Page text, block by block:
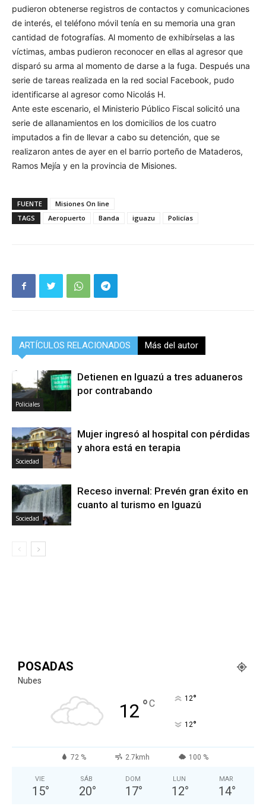
pudieron obtenerse registros de contactos y comunicaciones
de interés, el teléfono móvil tenía en su memoria una gran
cantidad de fotografías. Al momento de exhibírselas a las
víctimas, ambas pudieron reconocer en ellas al agresor que
disparó su arma al momento de darse a la fuga. Después una
serie de tareas realizada en la red social Facebook, pudo
identificarse al agresor como Nicolás H.
Ante este escenario, el Ministerio Público Fiscal solicitó una
serie de allanamientos en los domicilios de los cuatro
imputados a fin de llevar a cabo su detención, que se
realizaron antes de ayer en el barrio porteño de Mataderos,
Ramos Mejía y en la provincia de Misiones.
FUENTE
Misiones On line
TAGS
Aeropuerto Banda iguazu Policías
ARTÍCULOS RELACIONADOS Más del autor
Policiales
Detienen en Iguazú a tres aduaneros
por contrabando
Sociedad
Mujer ingresó al hospital con pérdidas
y ahora está en terapia
Sociedad
Receso invernal: Prevén gran éxito en
cuanto al turismo en Iguazú
POSADAS
Nubes
12 °C 12°
12°
72 % 2.7kmh 100 %
VIE
15°
SÁB
20°
DOM
17°
LUN
12°
MAR
14°